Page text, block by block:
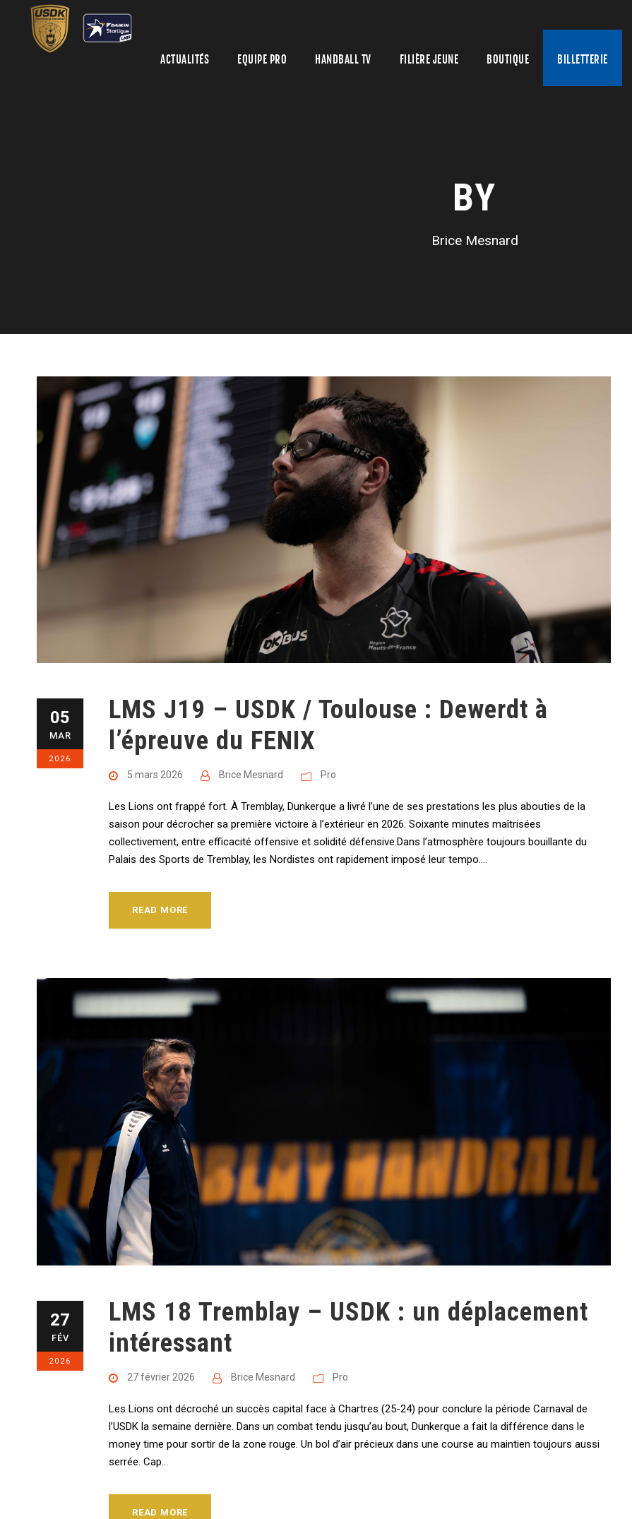
ACTUALITÉS EQUIPE PRO HANDBALL TV FILIÈRE JEUNE BOUTIQUE BILLETTERIE
BY
Brice Mesnard
05
MAR
2026
LMS J19 – USDK / Toulouse : Dewerdt à
l’épreuve du FENIX
5 mars 2026 Brice Mesnard Pro
Les Lions ont frappé fort. À Tremblay, Dunkerque a livré l’une de ses prestations les plus abouties de la
saison pour décrocher sa première victoire à l’extérieur en 2026. Soixante minutes maîtrisées
collectivement, entre efficacité offensive et solidité défensive.Dans l’atmosphère toujours bouillante du
Palais des Sports de Tremblay, les Nordistes ont rapidement imposé leur tempo....
READ MORE
27
FÉV
2026
LMS 18 Tremblay – USDK : un déplacement
intéressant
27 février 2026 Brice Mesnard Pro
Les Lions ont décroché un succès capital face à Chartres (25-24) pour conclure la période Carnaval de
l’USDK la semaine dernière. Dans un combat tendu jusqu’au bout, Dunkerque a fait la différence dans le
money time pour sortir de la zone rouge. Un bol d’air précieux dans une course au maintien toujours aussi
serrée. Cap...
READ MORE